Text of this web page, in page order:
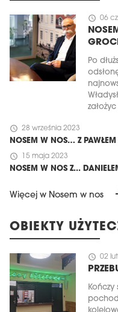
schedule 06
Po
założyc
schedule 28 września 2023
NOSEM W NOS… Z PAWŁEM
schedule 15 maja 2023
NOSEM W NOS Z...
Więcej w Nosem w nos
OBIEKTY
schedule 02